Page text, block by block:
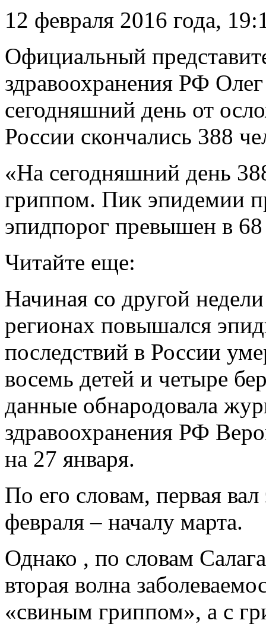
12 февраля 2016 года,
Официальный
здравоохранения РФ
сегодняшний день от
России скончались 388
«На сегодняшний день
гриппом. Пик эпидемии
эпидпорог превышен в 68
Читайте еще:
Начиная со другой
регионах повышался
последствий в России
восемь детей и четыре
данные обнародовала
здравоохранения РФ
на 27 января.
По его словам, первая
февраля – началу марта.
Однако , по словам
вторая волна
«свиным гриппом», а с